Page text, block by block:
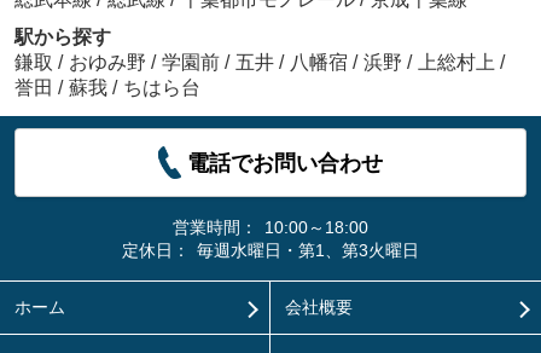
駅から探す
鎌取 / おゆみ野 / 学園前 / 五井 / 八幡宿 / 浜野 / 上総村上 /
誉田 / 蘇我 / ちはら台
電話でお問い合わせ
営業時間：
10:00～18:00
定休日：
毎週水曜日・第1、第3火曜日
ホーム 会社概要